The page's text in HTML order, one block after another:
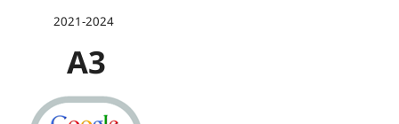
2021-2024
A3